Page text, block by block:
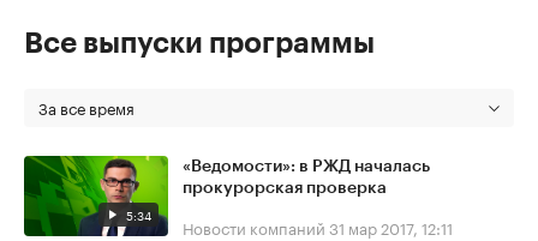
Все выпуски программы
За все время
5:34
«Ведомости»: в РЖД началась
прокурорская проверка
Новости компаний 31 мар 2017, 12:11